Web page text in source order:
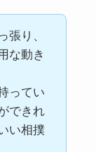
張り、
な動き
ってい
できれ
い相撲